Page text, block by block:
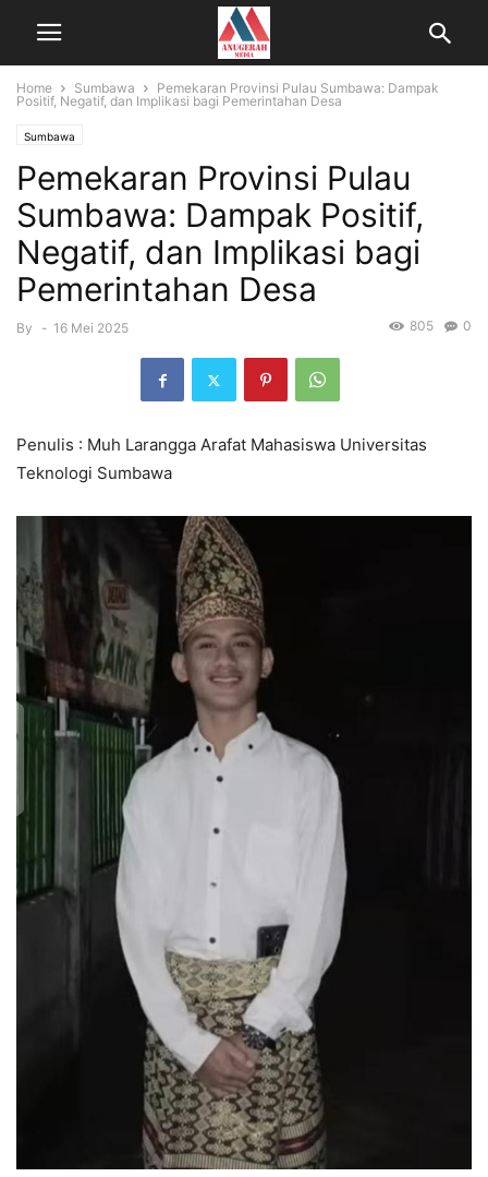
Home Sumbawa
Pemekaran Provinsi Pulau Sumbawa: Dampak
Positif, Negatif, dan Implikasi bagi Pemerintahan Desa
Sumbawa
Pemekaran Provinsi Pulau
Sumbawa: Dampak Positif,
Negatif, dan Implikasi bagi
Pemerintahan Desa
By - 16 Mei 2025 0
805
Penulis : Muh Larangga Arafat Mahasiswa Universitas
Teknologi Sumbawa